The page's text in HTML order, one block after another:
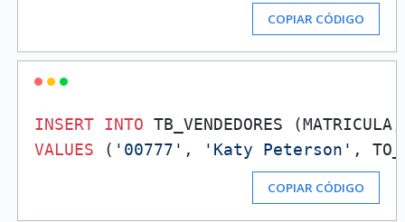
COPIAR CÓDIGO
INSERT INTO
VALUES ( '00777' , 'Katy Peterson' ,
COPIAR CÓDIGO